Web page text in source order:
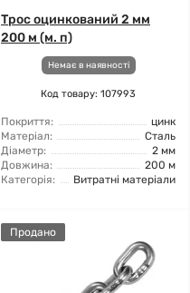
Трос оцинкований 2 мм
200 м (м. п)
Немає в наявності
Код товару: 107993
Покриття:
цинк
Матеріал:
Сталь
Діаметр:
2 мм
Довжина:
200 м
Категорія:
Витратні матеріали
Продано